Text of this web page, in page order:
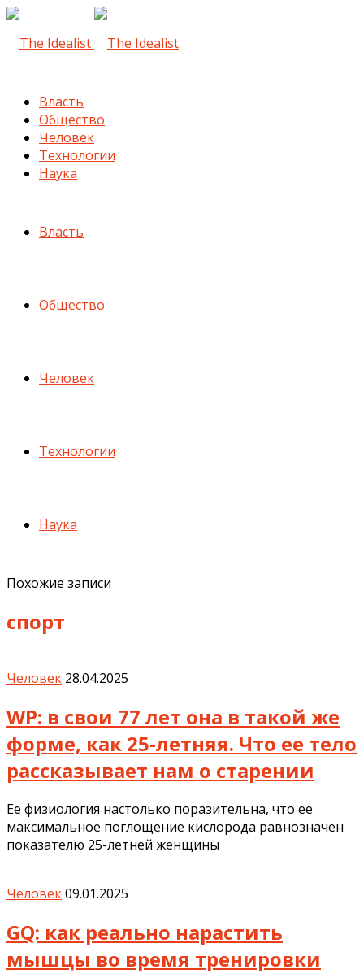
Власть
Общество
Человек
Технологии
Наука
Власть
Общество
Человек
Технологии
Наука
Похожие записи
спорт
Человек 28.04.2025
WP: в свои 77 лет она в такой же
форме, как 25-летняя. Что ее тело
рассказывает нам о старении
Ее физиология настолько поразительна, что ее
максимальное поглощение кислорода равнозначен
показателю 25-летней женщины
Человек09.01.2025
GQ: как реально нарастить
мышцы во время тренировки